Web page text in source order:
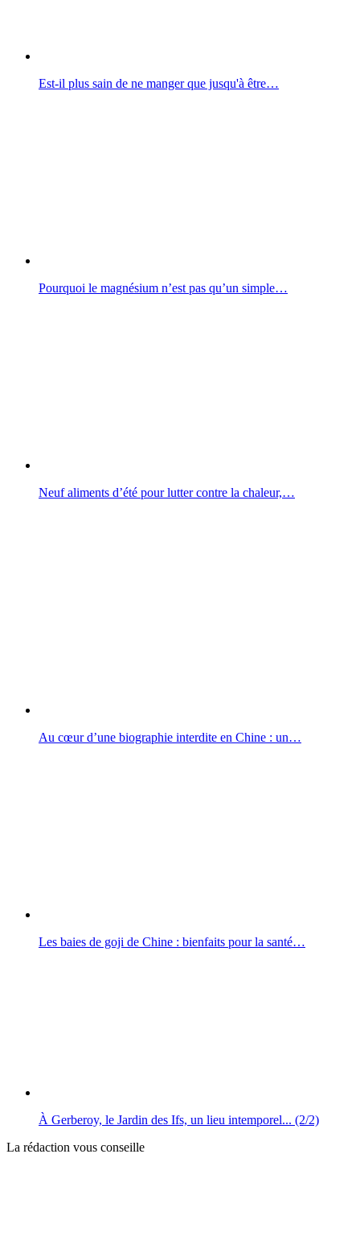
Est-il plus sain de ne manger que jusqu'à être…
Pourquoi le magnésium n’est pas qu’un simple…
Neuf aliments d’été pour lutter contre la chaleur,…
Au cœur d’une biographie interdite en Chine : un…
Les baies de goji de Chine : bienfaits pour la santé…
À Gerberoy, le Jardin des Ifs, un lieu intemporel... (2/2)
La rédaction vous conseille